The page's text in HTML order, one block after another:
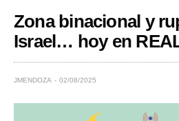
Zona binacional y
Israel… hoy en
JMENDOZA 02/08/2025